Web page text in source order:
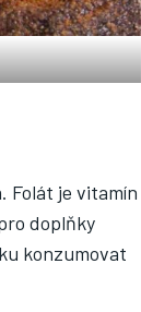
Folát je vitamín
doplňky
konzumovat